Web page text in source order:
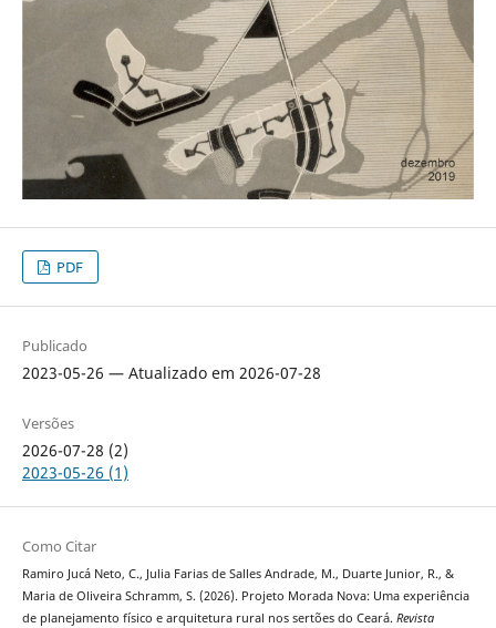
PDF
Publicado
2023-05-26 — Atualizado em 2026-07-28
Versões
2026-07-28 (2)
2023-05-26 (1)
Como Citar
Ramiro Jucá Neto, C., Julia Farias de Salles Andrade, M., Duarte Junior, R., &
Maria de Oliveira Schramm, S. (2026). Projeto Morada Nova: Uma experiência
de planejamento físico e arquitetura rural nos sertões do Ceará. Revista